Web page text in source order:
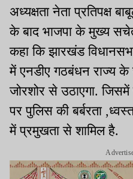
अध्यक्षता नेता प्रतिपक्ष
के बाद भाजपा के मुख्य
कहा कि झारखंड
में एनडीए गठबंधन राज्य के
जोरशोर से उठाएगा.
पर पुलिस की बर्बरता
में प्रमुखता से शामिल है.